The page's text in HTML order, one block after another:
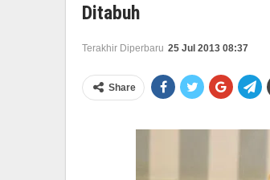
Ditabuh
Terakhir Diperbaru 25 Jul 2013 08:37
Share